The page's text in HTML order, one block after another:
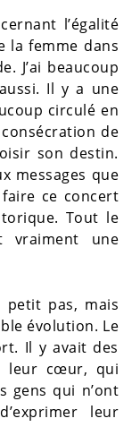
l’égalité
la femme dans
J’ai beaucoup
Il y a une
circulé en
de
son destin.
messages que
ce concert
Tout le
vraiment une
petit pas, mais
évolution. Le
Il y avait des
leur cœur, qui
gens qui n’ont
leur